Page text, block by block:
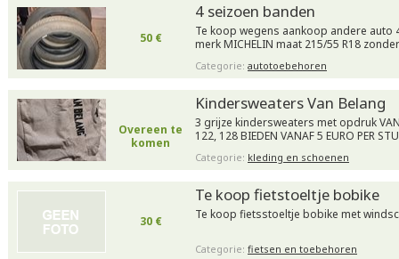
50 €
4 seizoen banden
Te koop wegens aankoop andere auto
merk MICHELIN maat 215/55 R18
Categorie: autotoebehoren
Overeen te
komen
Kindersweaters Van Belang
3 grijze kindersweaters met opdruk VAN
122, 128 BIEDEN VANAF 5 EURO PER
Categorie: kleding en schoenen
30 €
Te koop fietstoeltje bobike
Te koop fietsstoeltje bobike met
Categorie: fietsen en toebehoren